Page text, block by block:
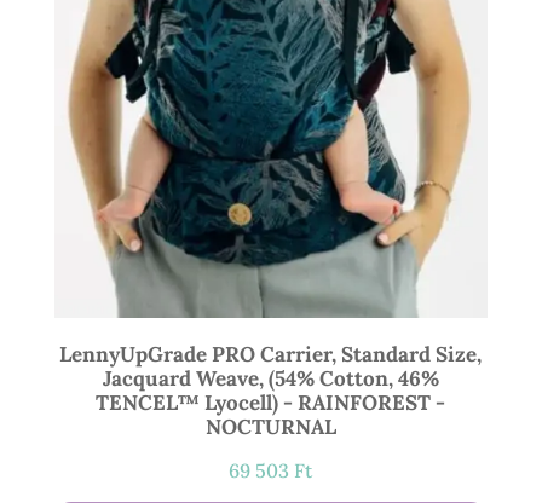
LennyUpGrade PRO Carrier, Standard Size,
Jacquard Weave, (54% Cotton, 46%
TENCEL™ Lyocell) - RAINFOREST -
NOCTURNAL
69 503 Ft